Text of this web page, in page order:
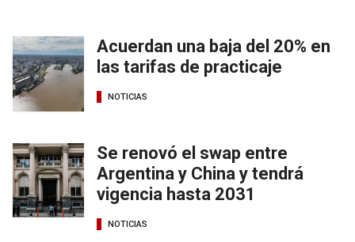
Acuerdan una baja del 20% en
las tarifas de practicaje
NOTICIAS
Se renovó el swap entre
Argentina y China y tendrá
vigencia hasta 2031
NOTICIAS